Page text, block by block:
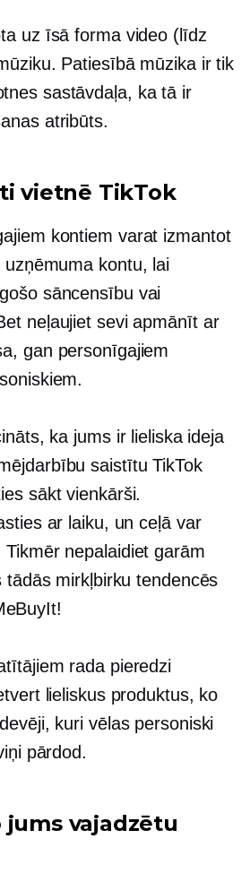
uz īsā formavideo (līdz
Patiesībā mūzika ir tik
sastāvdaļa, ka tā ir
atribūts.
vietnē TikTok
kontiem varat izmantot
uzņēmuma kontu, lai
sāncensību vai
neļaujiet sevi apmānīt ar
gan personīgajiem
ka jums ir lieliska ideja
saistītu TikTok
sākt vienkārši.
ar laiku, un ceļā var
nepalaidiet garām
tādās mirkļbirku tendencēs
rada pieredzi
lieliskus produktus, ko
kuri vēlas personiski
pārdod.
jums vajadzētu